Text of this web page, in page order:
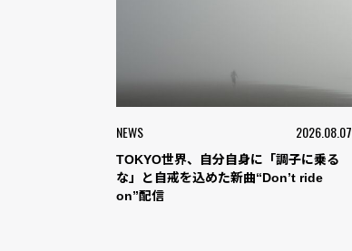
NEWS 2026.08.07
TOKYO世界、自分自身に「調子に乗る
な」と自戒を込めた新曲“Don’t ride
on”配信